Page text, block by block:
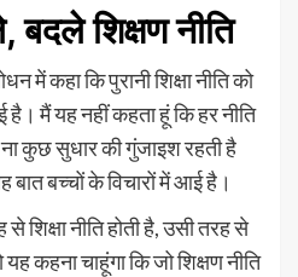
बदले शिक्षण नीति
में कहा कि पुरानी शिक्षा नीति को
है। मैं यह नहीं कहता हूं कि हर नीति
कुछ सुधार की गुंजाइश रहती है
बात बच्चों के विचारों में आई है।
शिक्षा नीति होती है, उसी तरह से
यह कहना चाहूंगा कि जो शिक्षण नीति